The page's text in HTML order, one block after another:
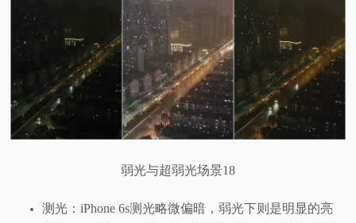
弱光与超弱光场景18
测光：iPhone 6s测光略微偏暗，弱光下则是明显的亮